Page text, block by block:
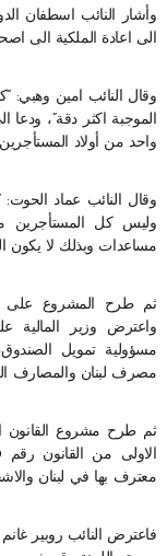
وأشار النائب اسطفان
الى اعادة الملكية الى
وقال النائب امين وهبي:
الموجبة اكثر دقة”، ودعا
واحد من أولاد
وقال النائب عماد
وليس كل المستأجرين
مساعدات وبذلك لا يكون
ثم طرح المشروع على
واعترض وزير
مسؤولية تمويل
مصرف لبنان والمصارف
معترف بها في لبنان
فاعترض النائب روبير